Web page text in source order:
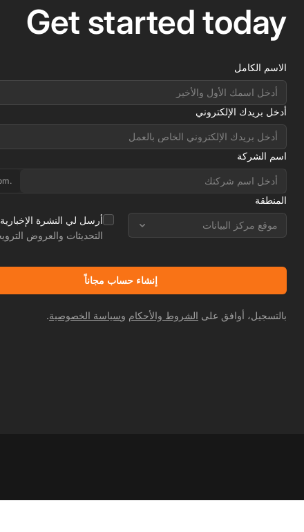
Get started today
الاسم الكامل
أدخل بريدك الإلكتروني
اسم الشركة
.ladesk.com
المنطقة
موقع مركز البيانات
أرسل لي النشرة الإخبارية
التحديثات والعروض
إنشاء حساب مجاناً
بالتسجيل، أوافق على الشروط والأحكام وسياسة الخصوصية.